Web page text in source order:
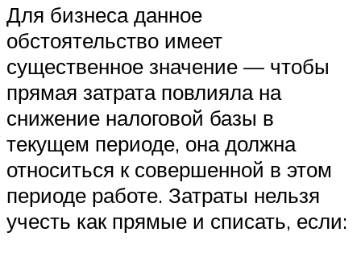
Для бизнеса данное
обстоятельство имеет
существенное значение — чтобы
прямая затрата повлияла на
снижение налоговой базы в
текущем периоде, она должна
относиться к совершенной в этом
периоде работе. Затраты нельзя
учесть как прямые и списать, если: